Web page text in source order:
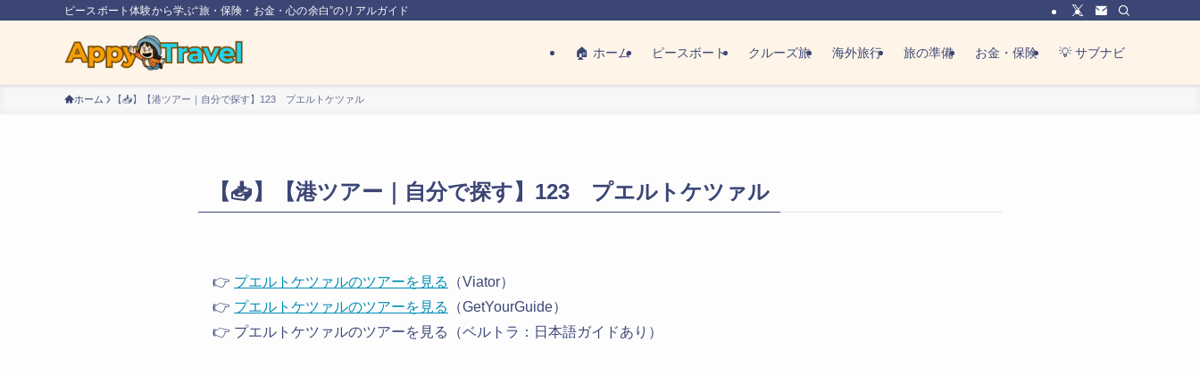
ピースボート体験から学ぶ“旅・保険・お金・心の余白”のリアルガイド
🏠 ホーム ピースボート クルーズ旅 海外旅行 旅の準備 お金・保険 💡 サブナビ
ホーム 【📥】【港ツアー｜自分で探す】123 プエルトケツァル
【📥】【港ツアー｜自分で探す】123 プエルトケツァル
👉 プエルトケツァルのツアーを見る
（Viator）
👉 プエルトケツァルのツアーを見る
（GetYourGuide）
👉 プエルトケツァルのツアーを見る（ベルトラ：日本語ガイドあり）